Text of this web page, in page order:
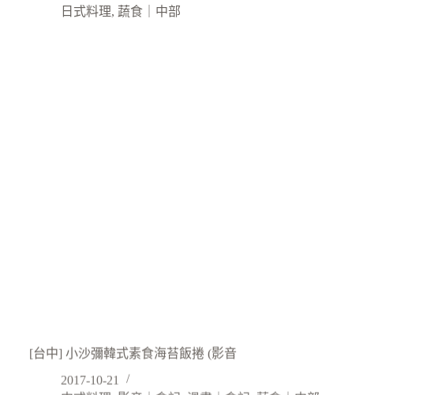
日式料理, 蔬食｜中部
[台中] 小沙彌韓式素食海苔飯捲 (影音
2017-10-21
中式料理 影音｜食記 漫畫｜食記 蔬食｜中部